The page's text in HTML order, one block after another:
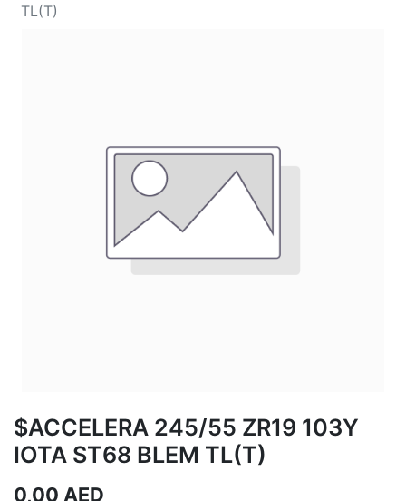
TL(T)
$ACCELERA 245/55 ZR19 103Y
IOTA ST68 BLEM TL(T)
0,00 AED